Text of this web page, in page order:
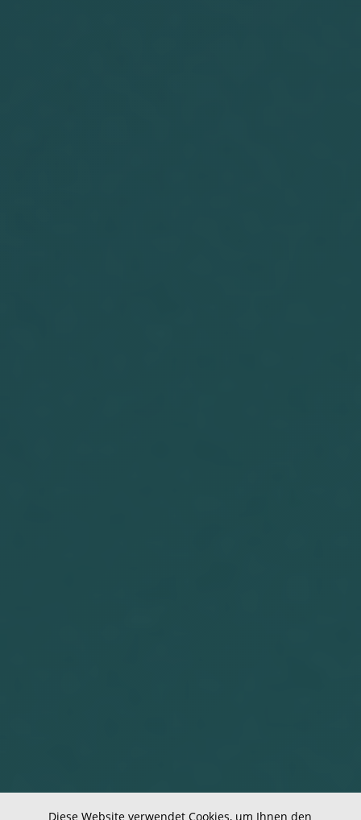
Diese Website verwendet Cookies, um Ihnen den